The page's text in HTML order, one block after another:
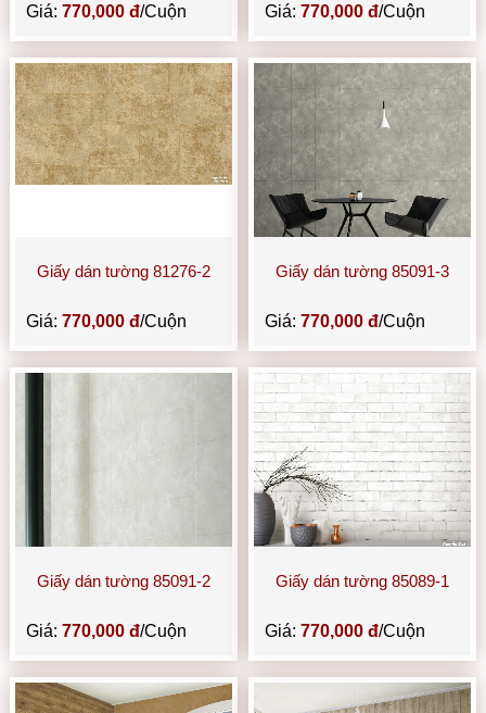
Giá:770,000 đ/Cuộn Giá: 770,000 đ/Cuộn
Giấy dán tường 81276-2
Giá:770,000 đ/Cuộn
Giấy dán tường 85091-3
Giá: 770,000 đ/Cuộn
Giấy dán tường 85091-2
Giá:770,000 đ/Cuộn
Giấy dán tường 85089-1
Giá: 770,000 đ/Cuộn